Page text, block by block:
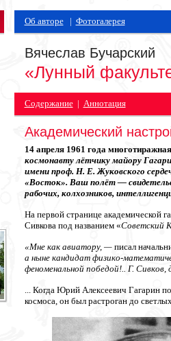
Об авторе| Фотогалерея
Вячеслав Бучарский
«Лунный
Содержание| Аннотация
Академический
14 апреля 1961 года
космонавту лётчику майору
имени проф. Н. Е. Жуковского
«Восток». Ваш полёт —
рабочих, колхозников,
На первой странице академической
Сивкова под названием «Советский
«Мне как авиатору, — писал
а ныне кандидат физико-
феноменальной победой!.. Г.
... Когда Юрий Алексеевич Гагарин
космоса, он был растроган до